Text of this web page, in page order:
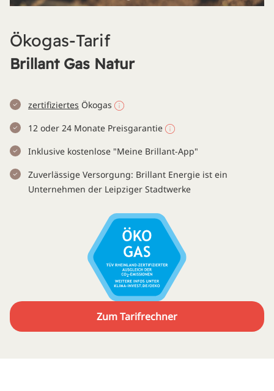
Ökogas-Tarif
Brillant Gas Natur
zertifiziertes Ökogas
12 oder 24 Monate Preisgarantie
Inklusive kostenlose "Meine Brillant-App"
Zuverlässige Versorgung: Brillant Energie ist ein
Unternehmen der Leipziger Stadtwerke
Zum Tarifrechner